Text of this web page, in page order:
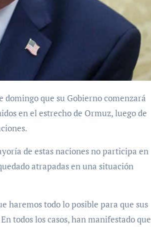
en el estrecho de Ormuz, luego de
de estas naciones no participa en
atrapadas en una situación
haremos todo lo posible para que sus
todos los casos, han manifestado que